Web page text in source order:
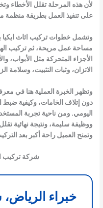
لأن هذه المرحلة تقلل الأخطاء
على تنفيذ العمل بطريقة منظمة
وتشمل خطوات تركيب اثاث ايكيا
مساحة عمل مريحة، ثم تركيب
الأجزاء المتحركة مثل الأبواب،
الاتزان، وثبات التثبيت، وسلامة
وتظهر الخبرة العملية هنا في
دون إتلاف الخامات، وكيفية ضبط
اليومي. ومن ناحية تجربة
ووظيفة سليمة، ونتيجة نهائية
وتمنح العميل راحة أكبر بعد
شركة تركيب
خبراء